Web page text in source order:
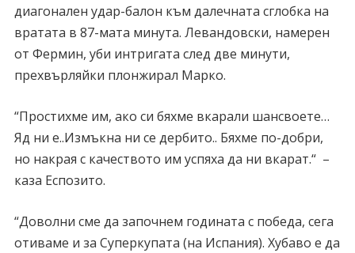
диагонален удар-балон към далечната сглобка на
вратата в 87-мата минута. Левандовски, намерен
от Фермин, уби интригата след две минути,
прехвърляйки плонжирал Марко.
“Простихме им, ако си бяхме вкарали шансвоете…
Яд ни е..Измъкна ни се дербито.. Бяхме по-добри,
но накрая с качеството им успяха да ни вкарат.“ –
каза Еспозито.
“Доволни сме да започнем годината с победа, сега
отиваме и за Суперкупата (на Испания). Хубаво е да